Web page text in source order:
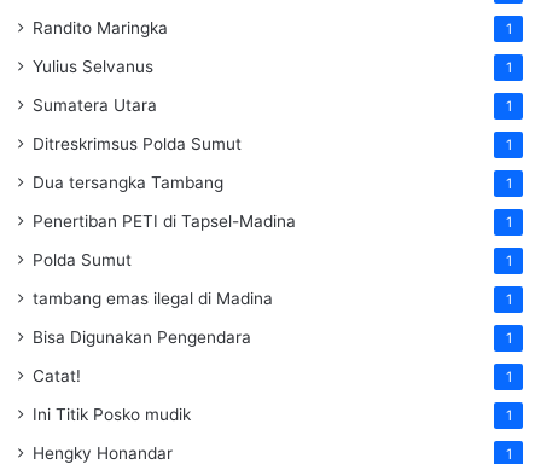
Randito Maringka 1
Yulius Selvanus 1
Sumatera Utara 1
Ditreskrimsus Polda Sumut 1
Dua tersangka Tambang 1
Penertiban PETI di Tapsel-Madina 1
Polda Sumut 1
tambang emas ilegal di Madina 1
Bisa Digunakan Pengendara 1
Catat! 1
Ini Titik Posko mudik 1
Hengky Honandar 1